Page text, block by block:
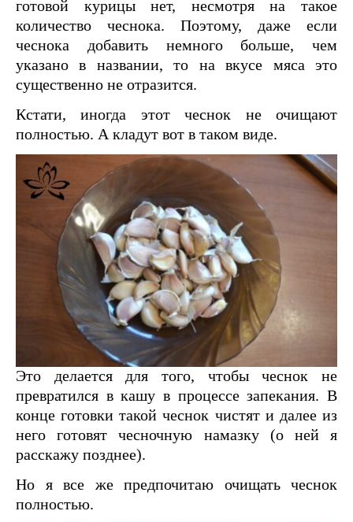
готовой курицы нет, несмотря на такое
количество чеснока. Поэтому, даже если
чеснока добавить немного больше, чем
указано в названии, то на вкусе мяса это
существенно не отразится.
Кстати, иногда этот чеснок не очищают
полностью. А кладут вот в таком виде.
Это делается для того, чтобы чеснок не
превратился в кашу в процессе запекания. В
конце готовки такой чеснок чистят и далее из
него готовят чесночную намазку (о ней я
расскажу позднее).
Но я все же предпочитаю очищать чеснок
полностью.